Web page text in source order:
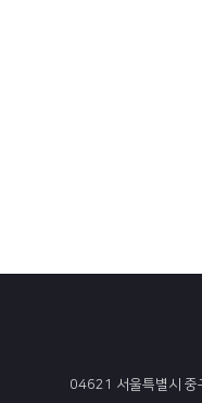
04621 서울특별시 중